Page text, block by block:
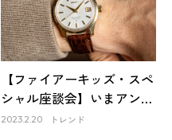
【ファイアーキッズ・スペ
シャル座談会】いまアンテ
ィーク時計市場はどうなっ
2023.2.20 トレンド